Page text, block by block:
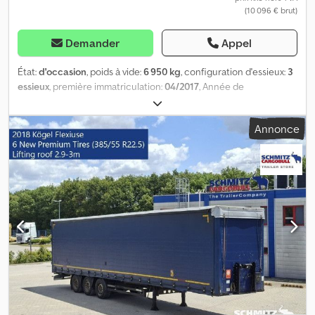
(10 096 € brut)
Demander Appel
État:d'occasion, poids à vide:6 950 kg, configuration d'essieux: 3
essieux , première immatriculation:04/2017 , Année de
, Poids à vide : 6 950 kg. Vous trouverez sur
notre site web une présentation de tous les véhicules
disponibles. Vous avez besoin d’un financement ? Nous
proposons des solutions de financement personnalisées, des
contrats d’entretien complets et des services télématiques. Nous
serions ravis de vous conseiller personnellement. Dodpfeztgz Eex
Aa Tewa
Annonce